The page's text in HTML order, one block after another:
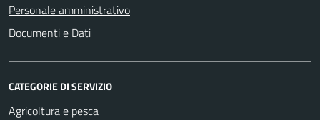
Personale amministrativo
Documenti e Dati
CATEGORIE DI SERVIZIO
Agricoltura e pesca